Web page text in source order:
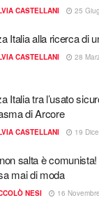
CASTELLANI 25
Italia alla ricerca di
CASTELLANI 28
Italia tra l’usato
di Arcore
CASTELLANI 19
salta è
mai di moda
NESI 16